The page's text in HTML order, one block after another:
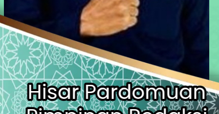
Tri Adhianto Teken Komitmen
Anak Pengetik Naskah
Ratusan Warga Antar Kumpul